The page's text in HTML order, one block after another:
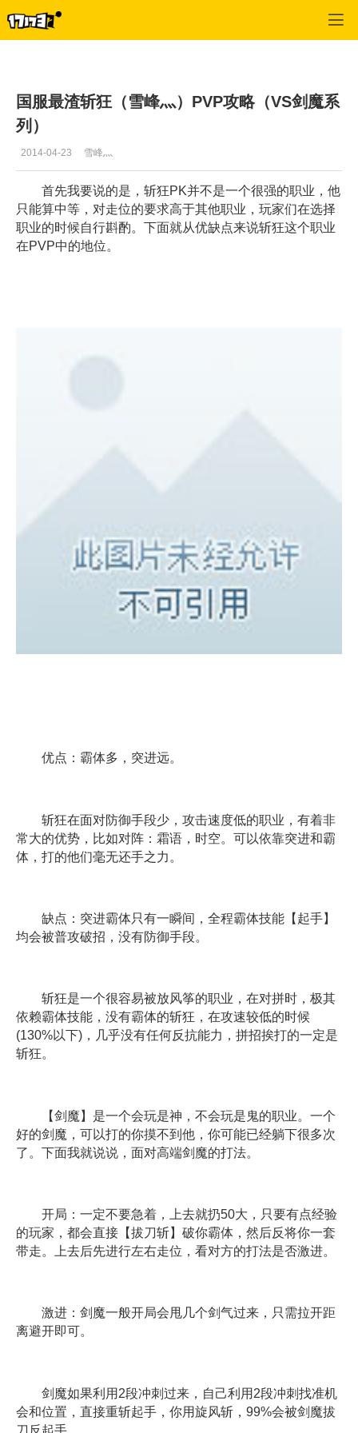
国服最渣斩狂（雪峰灬）PVP攻略（VS剑魔系
列）
2014-04-23 雪峰灬
首先我要说的是，斩狂PK并不是一个很强的职业，他
只能算中等，对走位的要求高于其他职业，玩家们在选择
职业的时候自行斟酌。下面就从优缺点来说斩狂这个职业
在PVP中的地位。
优点：霸体多，突进远。
斩狂在面对防御手段少，攻击速度低的职业，有着非
常大的优势，比如对阵：霜语，时空。可以依靠突进和霸
体，打的他们毫无还手之力。
缺点：突进霸体只有一瞬间，全程霸体技能【起手】
均会被普攻破招，没有防御手段。
斩狂是一个很容易被放风筝的职业，在对拼时，极其
依赖霸体技能，没有霸体的斩狂，在攻速较低的时候
(130%以下)，几乎没有任何反抗能力，拼招挨打的一定是
斩狂。
【剑魔】是一个会玩是神，不会玩是鬼的职业。一个
好的剑魔，可以打的你摸不到他，你可能已经躺下很多次
了。下面我就说说，面对高端剑魔的打法。
开局：一定不要急着，上去就扔50大，只要有点经验
的玩家，都会直接【拔刀斩】破你霸体，然后反将你一套
带走。上去后先进行左右走位，看对方的打法是否激进。
激进：剑魔一般开局会甩几个剑气过来，只需拉开距
离避开即可。
剑魔如果利用2段冲刺过来，自己利用2段冲刺找准机
会和位置，直接重斩起手，你用旋风斩，99%会被剑魔拔
刀反起手。